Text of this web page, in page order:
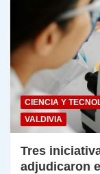
CIENCIA Y
VALDIVIA
Tres
adjudicaron